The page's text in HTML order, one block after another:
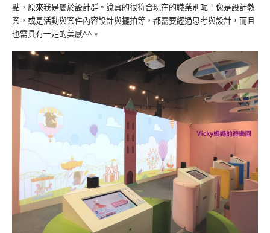
點，原來我是屬於設計群。說真的很符合現在的職業別呢！像是設計教
案，或是活動與案件內容設計與擺拍等，都需要經過思考與設計，而且
也需具有一定的美感^^。